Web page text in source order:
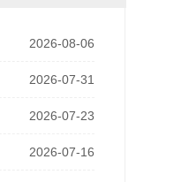
2026-08-06
2026-07-31
2026-07-23
2026-07-16